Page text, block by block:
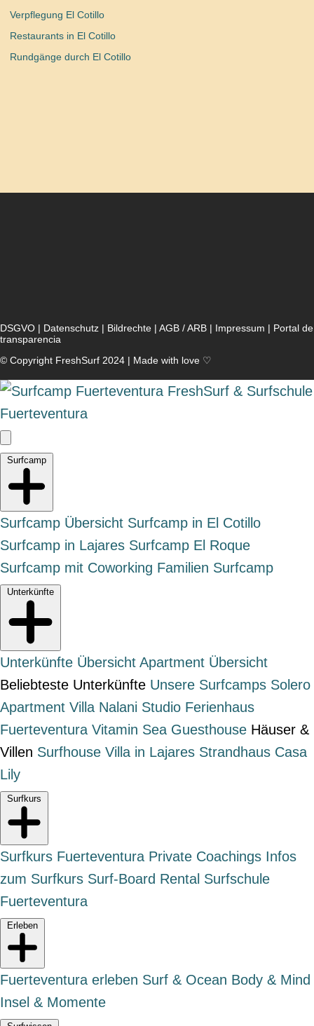
Verpflegung El Cotillo
Restaurants in El Cotillo
Rundgänge durch El Cotillo
DSGVO | Datenschutz | Bildrechte | AGB / ARB | Impressum | Portal de
transparencia
© Copyright FreshSurf 2024 | Made with love ♡
Surfcamp
Surfcamp Übersicht Surfcamp in El Cotillo
Surfcamp in Lajares Surfcamp El Roque
Surfcamp mit Coworking Familien Surfcamp
Unterkünfte
Unterkünfte Übersicht Apartment Übersicht
Beliebteste Unterkünfte Unsere Surfcamps Solero
Apartment Villa Nalani Studio Ferienhaus
Fuerteventura Vitamin Sea Guesthouse Häuser &
Villen Surfhouse Villa in Lajares Strandhaus Casa
Lily
Surfkurs
Surfkurs Fuerteventura Private Coachings Infos
zum Surfkurs Surf-Board Rental Surfschule
Fuerteventura
Erleben
Fuerteventura erleben Surf & Ocean Body & Mind
Insel & Momente